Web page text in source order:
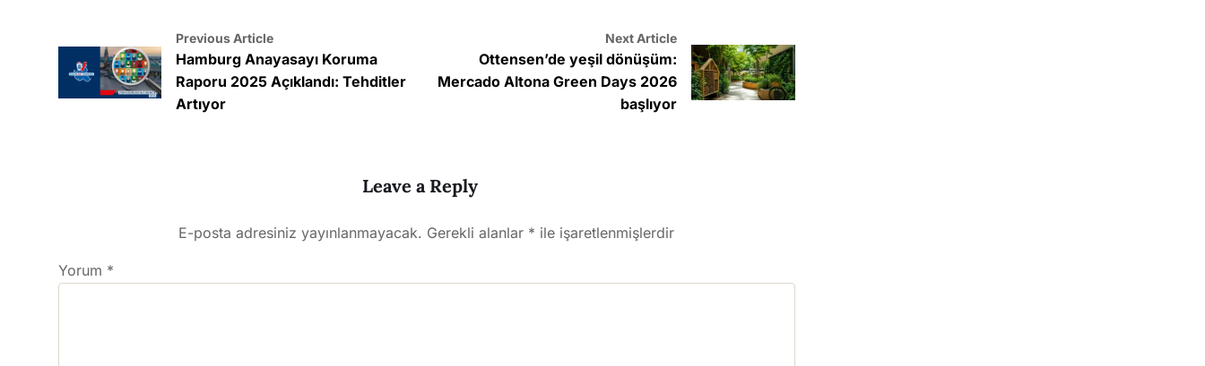
Previous Article
Hamburg Anayasayı Koruma
Raporu 2025 Açıklandı: Tehditler
Artıyor
Next Article
Ottensen’de yeşil dönüşüm:
Mercado Altona Green Days 2026
başlıyor
Leave a Reply
E-posta adresiniz yayınlanmayacak. Gerekli alanlar * ile işaretlenmişlerdir
Yorum *